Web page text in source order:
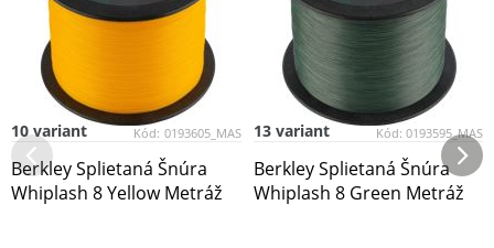
Kód: 0193605_MAS
10 variant
Berkley Splietaná Šnúra
Whiplash 8 Yellow Metráž
Kód: 0193595_MAS
13 variant
Berkley Splietaná Šnúra
Whiplash 8 Green Metráž